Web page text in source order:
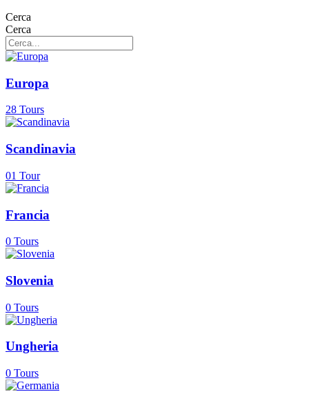
Cerca
Cerca
Europa
28 Tours
Scandinavia
01 Tour
Francia
0 Tours
Slovenia
0 Tours
Ungheria
0 Tours